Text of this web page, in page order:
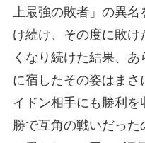
上最強の敗者」の異
け続け、その度に敗
くなり続けた結果、
に宿したその姿はま
イドン相手にも勝利
勝で互角の戦いだっ